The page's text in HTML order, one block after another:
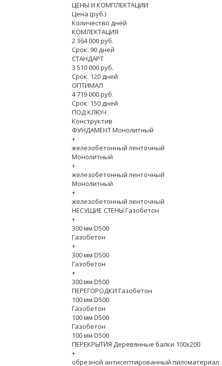
ЦЕНЫ И КОМПЛЕКТАЦИИ
Цена (руб.)
Количество дней
КОМЛЕКТАЦИЯ
2 364 000 руб.
Срок: 90 дней
СТАНДАРТ
3 510 000 руб.
Срок: 120 дней
ОПТИМАЛ
4 719 000 руб.
Срок: 150 дней
ПОД КЛЮЧ
Конструктив
ФУНДАМЕНТ Монолитный
+
железобетонный ленточный
Монолитный
+
железобетонный ленточный
Монолитный
+
железобетонный ленточный
НЕСУЩИЕ СТЕНЫ Газобетон
+
300 мм D500
Газобетон
+
300 мм D500
Газобетон
+
300 мм D500
ПЕРЕГОРОДКИ Газобетон
100 мм D500
Газобетон
100 мм D500
Газобетон
100 мм D500
ПЕРЕКРЫТИЯ Деревянные балки 100х200
+
обрезной антисептированный пиломатериал